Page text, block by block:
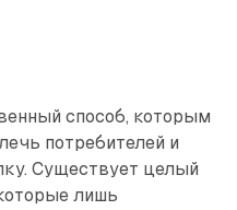
способ, которым
потребителей и
Существует целый
лишь